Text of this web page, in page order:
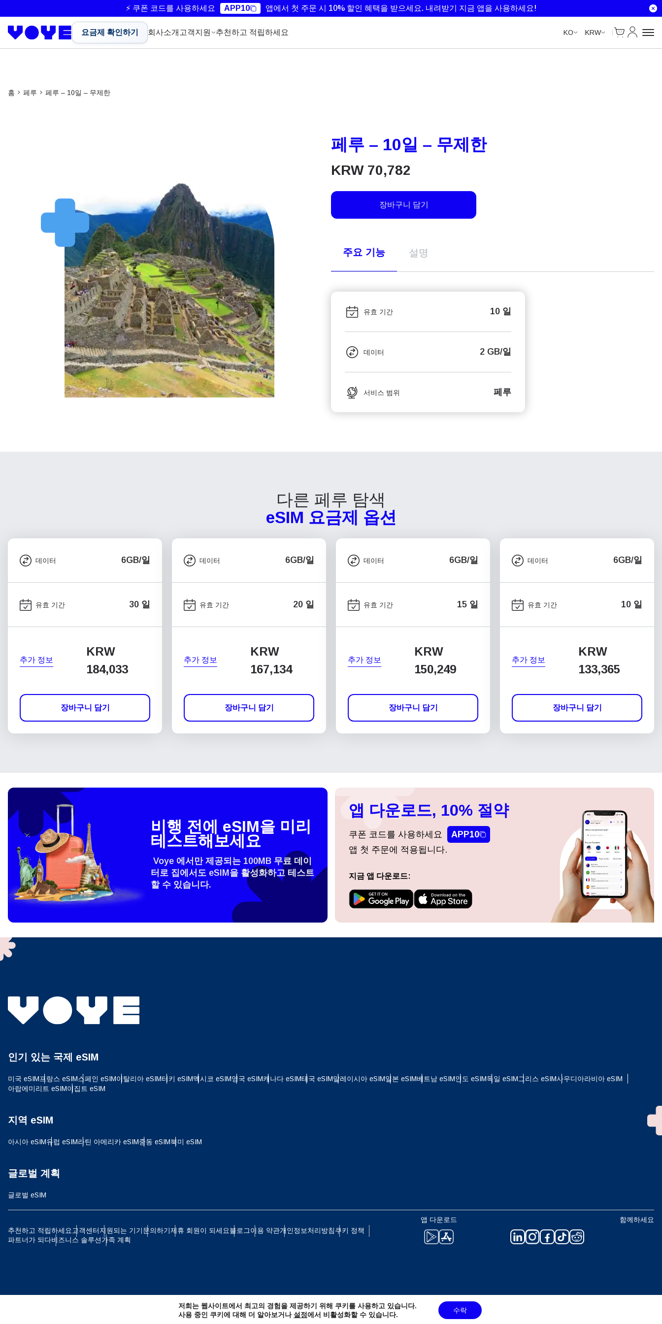
⚡ 쿠폰 코드를 사용하세요 APP10 앱에서 첫 주문 시 10% 할인 혜택을 받으세요. 내려받기 지금 앱을 사용하세요!
요금제 확인하기 회사소개 고객지원 추천하고 적립하세요 KO KRW
Cart
내 계정
홈 페루 페루 – 10일 – 무제한
페루 – 10일 – 무제한
KRW70,782
장바구니 담기
주요 기능 설명
유효 기간 10 일
데이터 2 GB/일
서비스 범위 페루
다른 페루 탐색
eSIM 요금제 옵션
데이터 6GB/일
유효 기간 30 일
추가 정보
KRW
184,033
장바구니 담기
데이터 6GB/일
유효 기간 20 일
추가 정보
KRW
167,134
장바구니 담기
데이터 6GB/일
유효 기간 15 일
추가 정보
KRW
150,249
장바구니 담기
데이터 6GB/일
유효 기간 10 일
추가 정보
KRW
133,365
장바구니 담기
How do I get my eSim?
To get your eSIM, start by checking if your device supports eSIM
technology. Then, contact your mobile carrier to request an eSIM activation.
or enter in your device settings. Once activated, you can enjoy the benefits
비행 전에 eSIM을 미리
테스트해보세요
Voye 에서만 제공되는 100MB 무료 데이
터로 집에서도 eSIM을 활성화하고 테스트
할 수 있습니다.
앱 다운로드, 10% 절약
쿠폰 코드를 사용하세요
APP10
앱 첫 주문에 적용됩니다.
지금 앱 다운로드:
인기 있는 국제 eSIM
미국 eSIM프랑스 eSIM스페인 eSIM이탈리아 eSIM터키 eSIM멕시코 eSIM영국 eSIM캐나다 eSIM태국 eSIM말레이시아 eSIM일본 eSIM베트남 eSIM인도 eSIM독일 eSIM그리스 eSIM사우디아라비아 eSIM
아랍에미리트 eSIM이집트 eSIM
지역 eSIM
아시아 eSIM유럽 ​​eSIM라틴 아메리카 eSIM중동 eSIM북미 eSIM
글로벌 계획
글로벌 eSIM
추천하고 적립하세요고객센터지원되는 기기문의하기제휴 회원이 되세요블로그이용 약관개인정보처리방침쿠키 정책
파트너가 되다비즈니스 솔루션가족 계획
앱 다운로드 함께하세요
English Español
Polski Português
简体中文 繁體中文
CHF - 스위스 프랑 NZD - 뉴질랜드 달러
로그인 또는 회원가입
계정을 계속 이용하거나 몇 초 만에 새로 만드세요.
저희는 웹사이트에서 최고의 경험을 제공하기 위해 쿠키를 사용하고 있습니다.
사용 중인 쿠키에 대해 더 알아보거나설정에서 비활성화할 수 있습니다.
수락